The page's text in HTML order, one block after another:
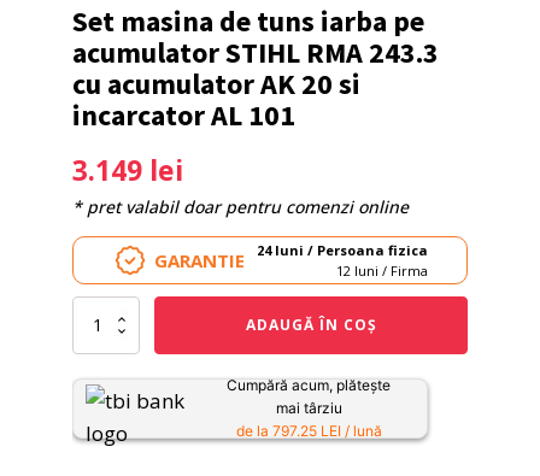
Set masina de tuns iarba pe
acumulator STIHL RMA 243.3
cu acumulator AK 20 si
incarcator AL 101
3.149 lei
* pret valabil doar pentru comenzi online
GARANTIE
24 luni / Persoana fizica
12 luni / Firma
Cantitate
de
tuns
iarba
ADAUGĂ ÎN COȘ
Cumpără acum, plătește
mai târziu
de la 797.25 LEI / lună